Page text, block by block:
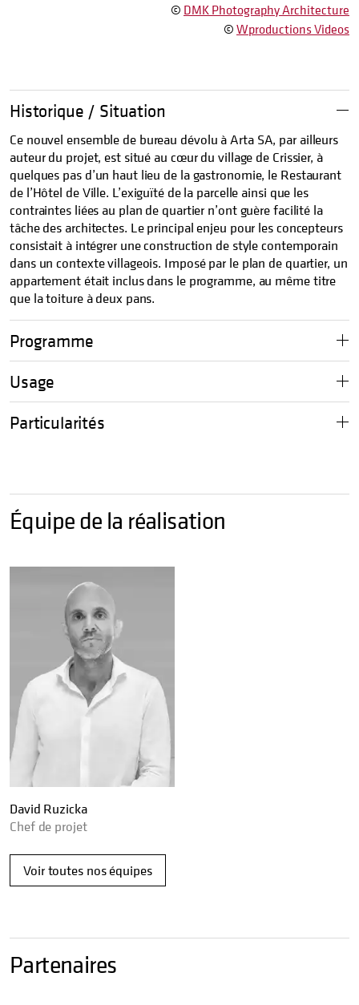
© DMK Photography Architecture
©Wproductions Videos
Historique / Situation
Ce nouvel ensemble de bureau dévolu à Arta SA, par ailleurs
auteur du projet, est situé au cœur du village de Crissier, à
quelques pas d’un haut lieu de la gastronomie, le Restaurant
de l’Hôtel de Ville. L’exiguïté de la parcelle ainsi que les
contraintes liées au plan de quartier n’ont guère facilité la
tâche des architectes. Le principal enjeu pour les concepteurs
consistait à intégrer une construction de style contemporain
dans un contexte villageois. Imposé par le plan de quartier, un
appartement était inclus dans le programme, au même titre
que la toiture à deux pans.
Programme
Usage
Particularités
Équipe de la réalisation
David Ruzicka
Chef de projet
Voir toutes nos équipes
Partenaires